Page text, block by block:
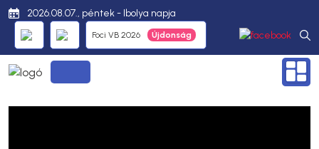
2026.08.07., péntek - Ibolya napja
Foci VB 2026